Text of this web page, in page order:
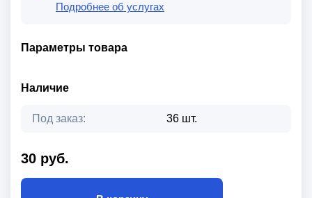
Подробнее об услугах
Параметры товара
Наличие
Под заказ: 36 шт.
30 руб.